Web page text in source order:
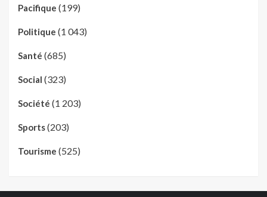
Pacifique (199)
Politique (1 043)
Santé (685)
Social (323)
Société (1 203)
Sports(203)
Tourisme (525)